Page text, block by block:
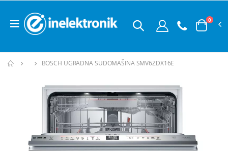
0
BOSCH UGRADNA SUDOMAŠINA SMV6ZDX16E